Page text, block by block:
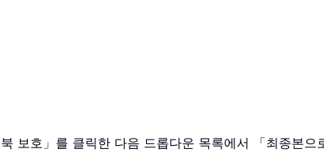
보호」를 클릭한 다음 드롭다운 목록에서 「최종본으